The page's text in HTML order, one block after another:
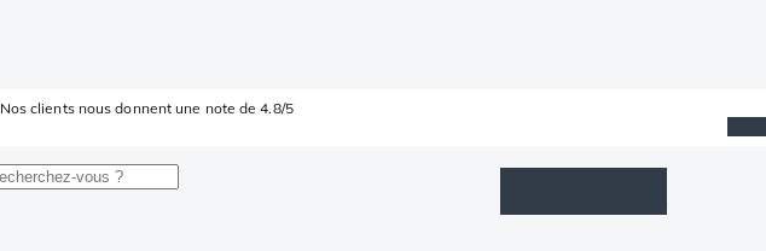
Nos clients nous donnent une note de 4.8/5